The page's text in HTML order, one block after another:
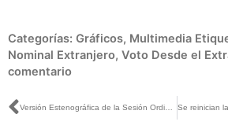
Categorías: Gráficos, Multimedia
Nominal Extranjero, Voto Desde el
comentario
Ant